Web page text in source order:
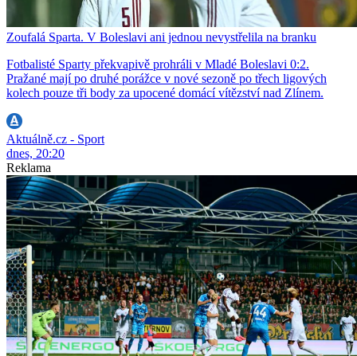
Zoufalá Sparta. V Boleslavi ani jednou nevystřelila na branku
Fotbalisté Sparty překvapivě prohráli v Mladé Boleslavi 0:2.
Pražané mají po druhé porážce v nové sezoně po třech ligových
kolech pouze tři body za upocené domácí vítězství nad Zlínem.
Aktuálně.cz - Sport
dnes, 20:20
Reklama